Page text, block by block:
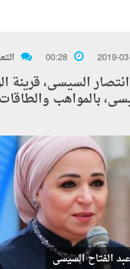
2019-
00:28
السيسى، قرينة
بالمواهب والطاقات
الفتاح السيسى